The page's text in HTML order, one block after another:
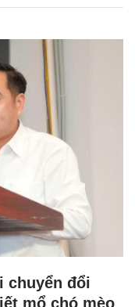
chuyển đổi
mổ chó mèo